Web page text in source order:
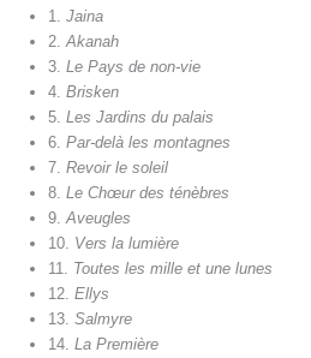
1. Jaina
2. Akanah
3. Le Pays de non-vie
4. Brisken
5. Les Jardins du palais
6. Par-delà les montagnes
7. Revoir le soleil
8. Le Chœur des ténèbres
9. Aveugles
10. Vers la lumière
11. Toutes les mille et une lunes
12. Ellys
13. Salmyre
14. La Première